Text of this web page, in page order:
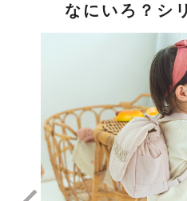
なにいろ？シ